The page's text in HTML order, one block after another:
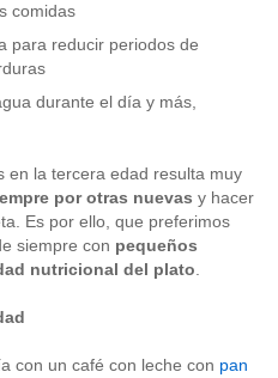
comidas
para reducir periodos de
durante el día y más,
en la tercera edad resulta muy
por otras nuevas y hacer
Es por ello, que preferimos
siempre con pequeños
nutricional del plato
con un café con leche con pan